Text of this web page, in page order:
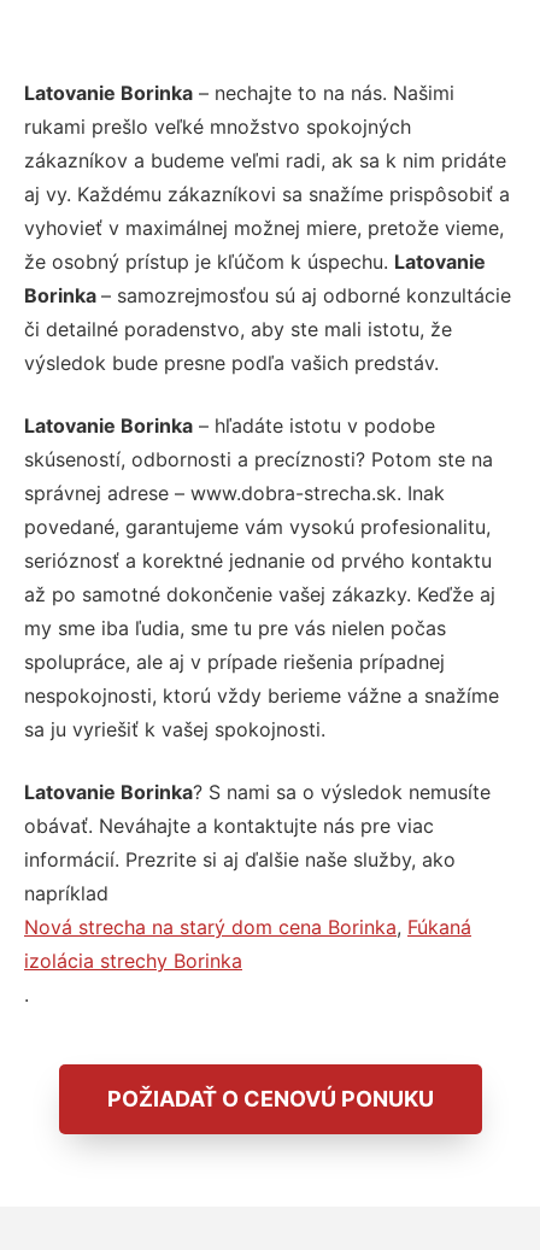
Latovanie Borinka – nechajte to na nás. Našimi
rukami prešlo veľké množstvo spokojných
zákazníkov a budeme veľmi radi, ak sa k nim pridáte
aj vy. Každému zákazníkovi sa snažíme prispôsobiť a
vyhovieť v maximálnej možnej miere, pretože vieme,
že osobný prístup je kľúčom k úspechu. Latovanie
Borinka – samozrejmosťou sú aj odborné konzultácie
či detailné poradenstvo, aby ste mali istotu, že
výsledok bude presne podľa vašich predstáv.
Latovanie Borinka – hľadáte istotu v podobe
skúseností, odbornosti a precíznosti? Potom ste na
správnej adrese – www.dobra-strecha.sk. Inak
povedané, garantujeme vám vysokú profesionalitu,
serióznosť a korektné jednanie od prvého kontaktu
až po samotné dokončenie vašej zákazky. Keďže aj
my sme iba ľudia, sme tu pre vás nielen počas
spolupráce, ale aj v prípade riešenia prípadnej
nespokojnosti, ktorú vždy berieme vážne a snažíme
sa ju vyriešiť k vašej spokojnosti.
Latovanie Borinka? S nami sa o výsledok nemusíte
obávať. Neváhajte a kontaktujte nás pre viac
informácií. Prezrite si aj ďalšie naše služby, ako
napríklad
Nová strecha na starý dom cena Borinka, Fúkaná
izolácia strechy Borinka
.
POŽIADAŤ O CENOVÚ PONUKU